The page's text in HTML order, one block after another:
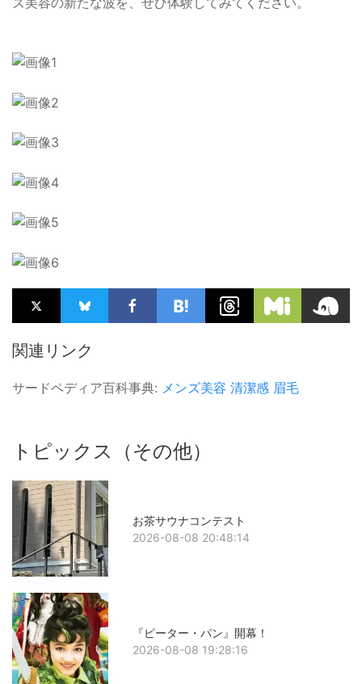
関連リンク
サードペディア百科事典: メンズ美容 清潔感 眉毛
トピックス（その他）
お茶サウナコンテスト
2026-08-08 20:48:14
『ピーター・パン』開幕！
2026-08-08 19:28:16